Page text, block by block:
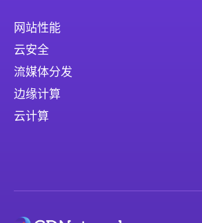
网站性能
云安全
流媒体分发
边缘计算
云计算